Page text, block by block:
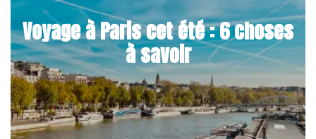
Voyage à Paris cet été : 6 choses
à savoir